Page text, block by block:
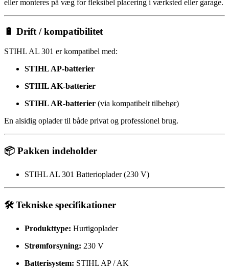
eller monteres på væg for fleksibel placering i værksted eller garage.
🔋 Drift / kompatibilitet
STIHL AL 301 er kompatibel med:
STIHL AP-batterier
STIHL AK-batterier
STIHL AR-batterier (via kompatibelt tilbehør)
En alsidig oplader til både privat og professionel brug.
📦 Pakken indeholder
STIHL AL 301 Batterioplader (230 V)
🛠️ Tekniske specifikationer
Produkttype: Hurtigoplader
Strømforsyning: 230 V
Batterisystem: STIHL AP / AK